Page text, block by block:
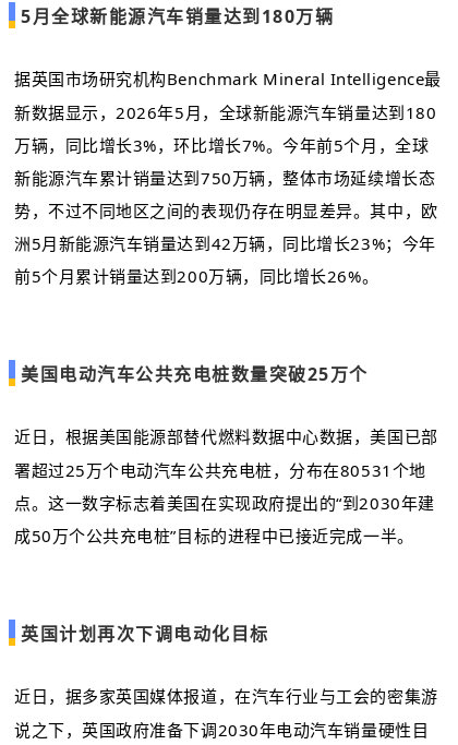
5月全球新能源汽车销量达到180万辆
据英国市场研究机构Benchmark Mineral Intelligence最
新数据显示，2026年5月，全球新能源汽车销量达到180
万辆，同比增长3%，环比增长7%。今年前5个月，全球
新能源汽车累计销量达到750万辆，整体市场延续增长态
势，不过不同地区之间的表现仍存在明显差异。其中，欧
洲5月新能源汽车销量达到42万辆，同比增长23%；今年
前5个月累计销量达到200万辆，同比增长26%。
美国电动汽车公共充电桩数量突破25万个
近日 ，根据美国能源部替代燃料数据中心数据，美国已部
署超过25万个电动汽车公共充电桩，分布在80531个地
点。这一数字标志着美国在实现政府提出的“到2030年建
成50万个公共充电桩”目标的进程中已接近完成一半。
英国计划再次下调电动化目标
近日，据多家英国媒体报道，在汽车行业与工会的密集游
说之下，英国政府准备下调2030年电动汽车销量硬性目